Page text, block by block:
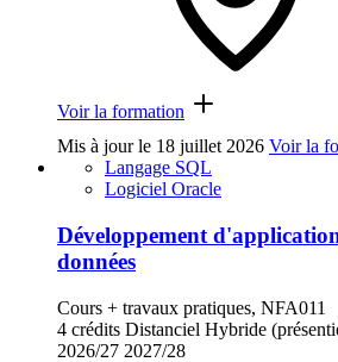
Voir la formation
Mis à jour le 18 juillet 2026 Voir la
Langage SQL
Logiciel Oracle
Développement
données
Cours + travaux pratiques, NFA011
4 crédits Distanciel Hybride
2026/27 2027/28